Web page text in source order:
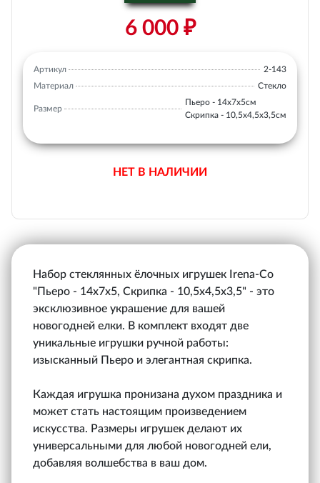
6 000 ₽
Артикул
2-143
Материал
Стекло
Размер
Пьеро - 14х7х5см
Скрипка - 10,5х4,5х3,5см
НЕТ В НАЛИЧИИ
Набор стеклянных ёлочных игрушек Irena-Co
"Пьеро - 14х7х5, Скрипка - 10,5х4,5х3,5" - это
эксклюзивное украшение для вашей
новогодней елки. В комплект входят две
уникальные игрушки ручной работы:
изысканный Пьеро и элегантная скрипка.
Каждая игрушка пронизана духом праздника и
может стать настоящим произведением
искусства. Размеры игрушек делают их
универсальными для любой новогодней ели,
добавляя волшебства в ваш дом.